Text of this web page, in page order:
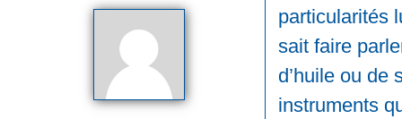
particularités
sait faire
d’huile ou de
instruments